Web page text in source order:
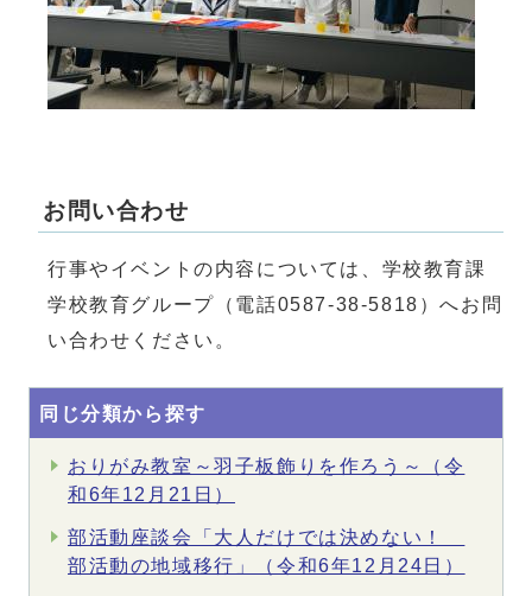
お問い合わせ
行事やイベントの内容については、学校教育課
学校教育グループ（電話0587-38-5818）へお問
い合わせください。
同じ分類から探す
おりがみ教室～羽子板飾りを作ろう～（令
和6年12月21日）
部活動座談会「大人だけでは決めない！
部活動の地域移行」（令和6年12月24日）